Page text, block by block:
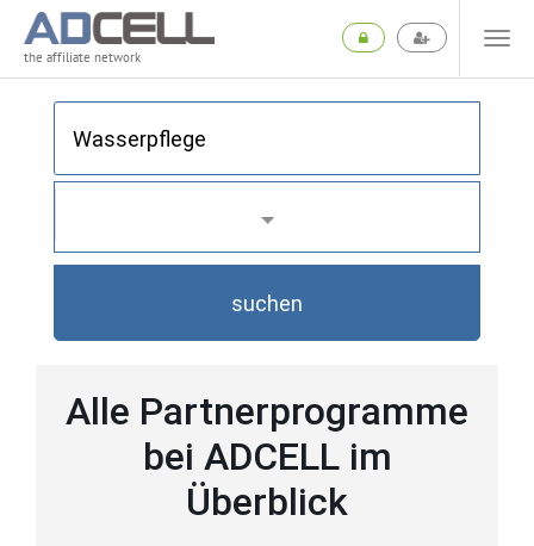
the affiliate network
suchen
Alle Partnerprogramme
bei ADCELL im
Überblick